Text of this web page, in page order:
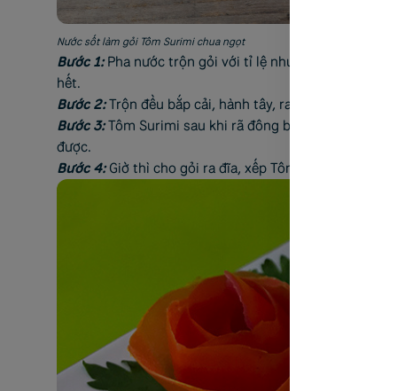
Nước sốt làm gỏi Tôm Surimi chua ngọt
Bước 1:Pha nước trộn gỏi với tỉ lệ như sau: cho 2
hết.
Bước 2:Trộn đều bắp cải, hành tây, rau răm, cà rốt với
Bước 3:Tôm Surimi sau khi rã đông bạn chiên cho
được.
Bước 4:Giờ thì cho gỏi ra đĩa, xếp Tôm Surimi lên